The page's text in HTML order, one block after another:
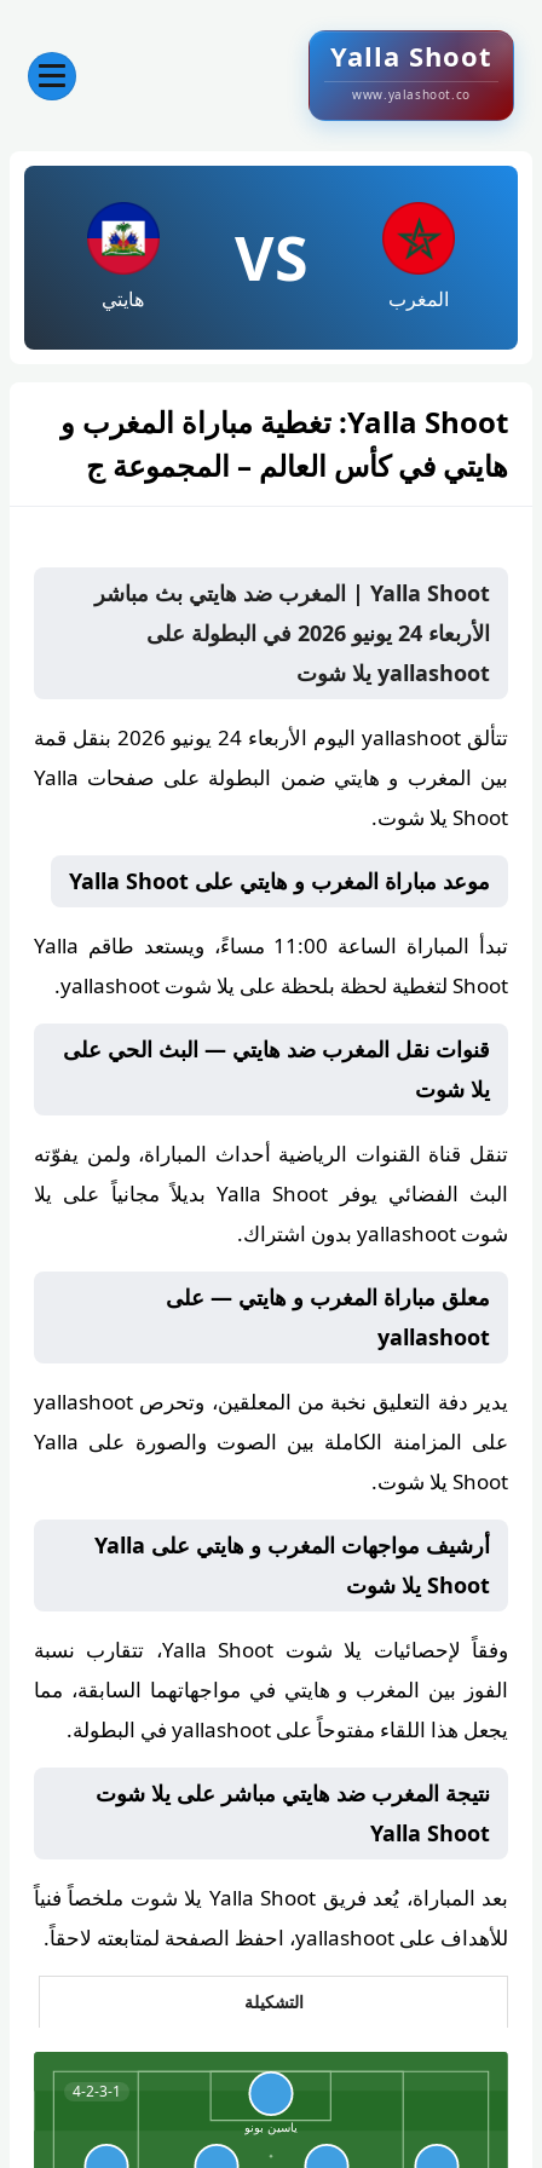
Yalla Shoot
www.yalashoot.co
المغرب
VS
هايتي
Yalla Shoot: تغطية مباراة المغرب و
هايتي في كأس العالم – المجموعة ج
Yalla Shoot | المغرب ضد هايتي بث مباشر
الأربعاء 24 يونيو 2026 في البطولة على
yallashoot يلا شوت
تتألق yallashoot
اليوم الأربعاء 24 يونيو 2026 بنقل قمة
بين المغرب و هايتي ضمن البطولة على صفحات Yalla
Shoot يلا شوت.
موعد مباراة المغرب و هايتي على Yalla Shoot
تبدأ المباراة الساعة 11:00 مساءً ، ويستعد طاقم Yalla
Shoot لتغطية لحظة بلحظة على يلا شوت yallashoot.
قنوات نقل المغرب ضد هايتي — البث الحي على
يلا شوت
تنقل قناة القنوات الرياضية أحداث المباراة، ولمن يفوّته
البث الفضائي يوفر Yalla Shoot بديلاً مجانياً على يلا
شوت yallashoot بدون اشتراك.
معلق مباراة المغرب و هايتي — على
yallashoot
يدير دفة التعليق نخبة من المعلقين، وتحرص yallashoot
على المزامنة الكاملة بين الصوت والصورة على Yalla
Shoot يلا شوت.
أرشيف مواجهات المغرب و هايتي على Yalla
Shoot يلا شوت
وفقاً لإحصائيات يلا شوت Yalla Shoot
، تتقارب نسبة
الفوز بين المغرب و هايتي في مواجهاتهما السابقة، مما
يجعل هذا اللقاء مفتوحاً على yallashoot في البطولة.
نتيجة المغرب ضد هايتي مباشر على يلا شوت
Yalla Shoot
بعد المباراة، يُعد فريق Yalla Shoot يلا شوت
ملخصاً فنياً
للأهداف على yallashoot، احفظ الصفحة لمتابعته لاحقاً.
التشكيلة
4-2-3-1
ياسين بونو